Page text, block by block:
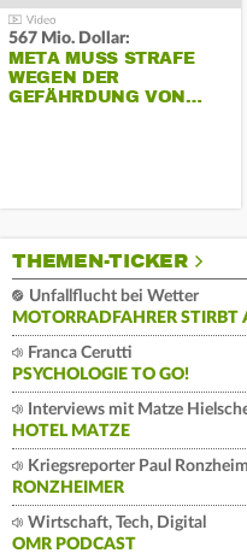
567 Mio. Dollar:
META MUSS STRAFE
WEGEN DER
GEFÄHRDUNG VON…
THEMEN-TICKER
Unfallflucht bei Wetter
MOTORRADFAHRER STIRBT
Franca Cerutti
PSYCHOLOGIE TO GO!
Interviews mit Matze
HOTEL MATZE
Kriegsreporter Paul
RONZHEIMER
Wirtschaft, Tech, Digital
OMR PODCAST